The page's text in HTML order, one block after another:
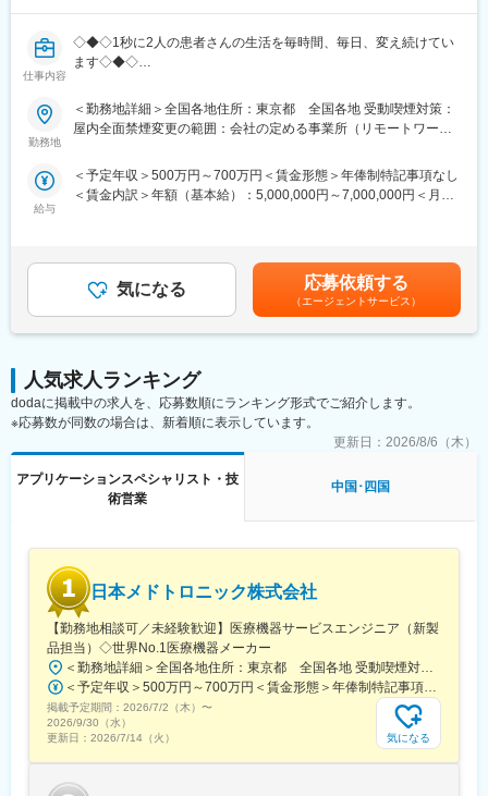
3D画像化できます。3D画像化したものから、歯と同じ色をしたセ
ラミックブロックを削り出し、歯を形成することができます。今
最も歯科業界で注目を集めるデジタル機器です。
【幅広い製品ラインナップを揃える総合歯科メーカー】
デンタルソリューションカンパニーであるデンツプライシロナの
ー、専門製品におよぶ主要な製品ブランドがあります。
歯科クリニック等で利用されているありとあらゆる製品ラインナ
【WEB化・DX化の促進】
業界特徴もあり、まだまだデータ活用やシステム化が進み切って
おらず、アナログな手法も残っているので、歯科業界で働く方や
す。当社が業界のデジタル化促進を担っていくという強い想いを
持ち、業界の変革を実現していこうとしています。
変更の範囲：会社の定める業務
仕事内容
◇◆◇1秒に2人の患者さんの生活を毎時間、毎日、変え続けてい
ます◇◆◇
150ヵ国への事業展開/圧倒的な製品力とブランド力/子育てサポー
ト「くるみんマーク」取得/正当な評価体制～
Cardiac Ablation Solutions（CAS：循環器領域）事業にて新製品
の導入を行っており、保守・メンテナンス等を担うService &
新しい医療機器の導入とそのサポート業務を担当するポジション
です。病院や医療施設で新しい医療機器を導入し、スムーズに運
用されるようにサポートして頂きます。顧客とのコミュニケーシ
ョンや技術的なサポートを通じて、医療現場での問題解決に寄与
■業務詳細
・新製品導入プロセス構築: 新しい医療機器を導入するための計
・保守点検／故障修復: 機器が安定して動作するように定期的な点
検、修理
・症例立会: 手術や治療の際に立ち会い、機器の使用サポート
・他製品サポート: 他の医療機器の設置や保守、修理
■やりがい
最先端の医療技術を導入することで、患者さんの治療をサポート
する重要な役割を担います。ご自身の努力が直接、医療の質を向
上させ、患者さんの命を救うことにつながります。新製品導入に
携われることができ、技術的な知識とスキルを磨きながら、医療
現場での実践的な経験を積むことができます。
■担当製品：
・3Dマッピングシステム
ル。患者の合併症のリスクを限りなく低減することに成功した他
勤務地
＜勤務地詳細＞全国各地住所：東京都 全国各地 受動喫煙対策：
屋内全面禁煙変更の範囲：会社の定める事業所（リモートワーク
給与
＜予定年収＞500万円～700万円＜賃金形態＞年俸制特記事項なし
＜賃金内訳＞年額（基本給）：5,000,000円～7,000,000円＜月額
は固定手当を含めた表記です。
気になる 応募依頼する
（エージェントサービス）
人気求人ランキング
dodaに掲載中の求人を、応募数順にランキング形式でご紹介します。
※応募数が同数の場合は、新着順に表示しています。
更新日： 2026/8/6（木）
アプリケーションスペシャリスト・技
術営業
中国･四国
日本メドトロニック株式会社
【勤務地相談可／未経験歓迎】医療機器サービスエンジニア（新製
品担当）◇世界No.1医療機器メーカー
＜勤務地詳細＞全国各地住所：東京都 全国各地 受動喫煙対策：屋内全面禁煙変更の範囲：会社の定める事業所（リモートワーク含む）
＜予定年収＞500万円～700万円＜賃金形態＞年俸制特記事項なし＜賃金内訳＞年額（基本給）：5,000,000円～7,000,000円＜月額＞416,666円～583,333円（12分割）＜昇給有無＞有＜残業手当＞有＜給与補足＞※記載年収はあくまで目安賃金はあくまでも目安の金額であり、選考を通じて上下する可能性があります。月給(月額)は固定手当を含めた表記です。
掲載予定期間： 2026/7/2（木） 〜
2026/9/30（水）
更新日： 2026/7/14（火） 気になる